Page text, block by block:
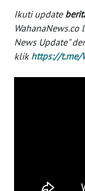
Ikuti update
WahanaNews.co
News Update"
klik https://t.me/
WN
KEPRI
PAPUA